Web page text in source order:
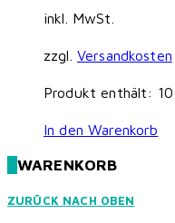
inkl. MwSt.
zzgl. Versandkosten
Produkt enthält: 10
In den Warenkorb
WARENKORB
ZURÜCK NACH OBEN